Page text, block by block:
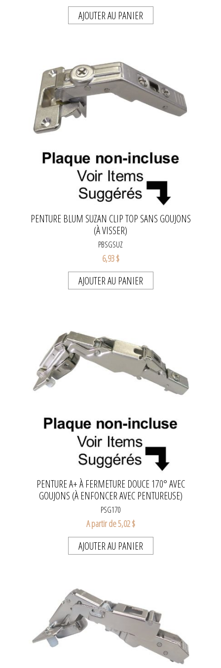
AJOUTER AU PANIER
PENTURE BLUM SUZAN CLIP TOP SANS GOUJONS
(À VISSER)
PBSGSUZ
6,93 $
AJOUTER AU PANIER
PENTURE A+ À FERMETURE DOUCE 170° AVEC
GOUJONS (À ENFONCER AVEC PENTUREUSE)
PSG170
A partir de 5,02 $
AJOUTER AU PANIER